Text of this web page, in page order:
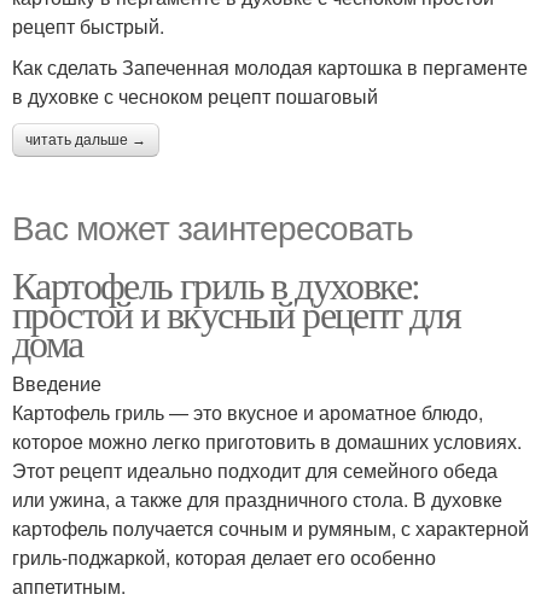
Картошка с лимоном
рецепт быстрый.
Как сделать Запеченная молодая картошка в пергаменте
в духовке с чесноком рецепт пошаговый
читать дальше →
Вас может заинтересовать
Картофель гриль в духовке:
простой и вкусный рецепт для
дома
Введение
Картофель гриль — это вкусное и ароматное блюдо,
которое можно легко приготовить в домашних условиях.
Этот рецепт идеально подходит для семейного обеда
или ужина, а также для праздничного стола. В духовке
картофель получается сочным и румяным, с характерной
гриль-поджаркой, которая делает его особенно
аппетитным.